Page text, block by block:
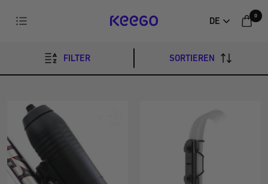
Navigation KEEGO DE
0
FILTER SORTIEREN